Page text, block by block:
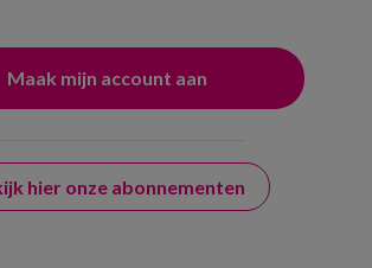
hier onze abonnementen